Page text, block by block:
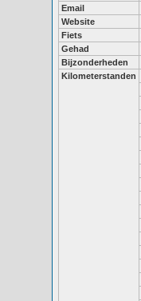
Email
Website
Fiets
Gehad
Bijzonderheden
Kilometerstanden